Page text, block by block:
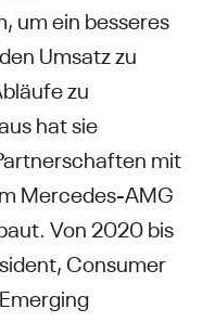
um ein besseres
Umsatz zu
zu
hat sie
mit
Mercedes-AMG
Von 2020 bis
Consumer